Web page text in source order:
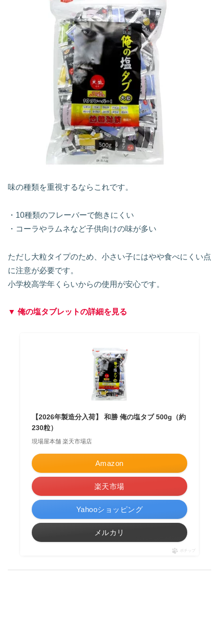
味の種類を重視するならこれです。
・10種類のフレーバーで飽きにくい
・コーラやラムネなど子供向けの味が多い
ただし大粒タイプのため、小さい子にはやや食べにくい点
に注意が必要です。
小学校高学年くらいからの使用が安心です。
▼ 俺の塩タブレットの詳細を見る
【2026年製造分入荷】 和勝 俺の塩タブ 500g（約
230粒）
現場屋本舗 楽天市場店
Amazon
楽天市場
Yahooショッピング
メルカリ
ポチップ